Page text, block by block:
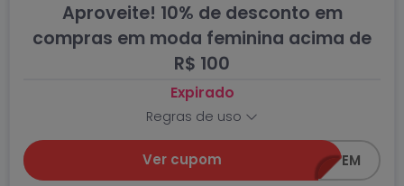
Aproveite! 10% de desconto em
compras em moda feminina acima de
R$ 100
Expirado
Regras de uso
Ver cupom Z0618-FEM